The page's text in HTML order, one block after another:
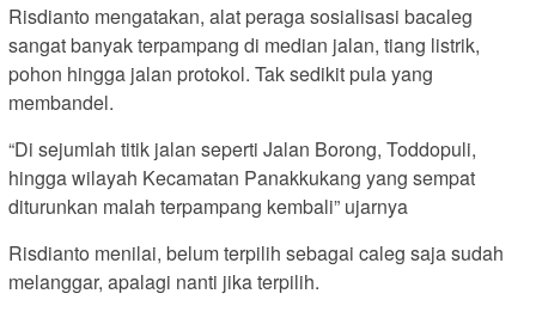
Risdianto mengatakan, alat peraga sosialisasi bacaleg
sangat banyak terpampang di median jalan, tiang listrik,
pohon hingga jalan protokol. Tak sedikit pula yang
membandel.
“Di sejumlah titik jalan seperti Jalan Borong, Toddopuli,
hingga wilayah Kecamatan Panakkukang yang sempat
diturunkan malah terpampang kembali” ujarnya
Risdianto menilai, belum terpilih sebagai caleg saja sudah
melanggar, apalagi nanti jika terpilih.